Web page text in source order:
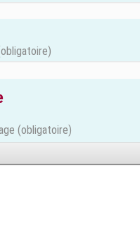
Texte de votre message (obligatoire)